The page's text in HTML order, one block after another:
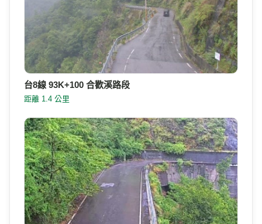
台8線 93K+100 合歡溪路段
距離 1.4 公里